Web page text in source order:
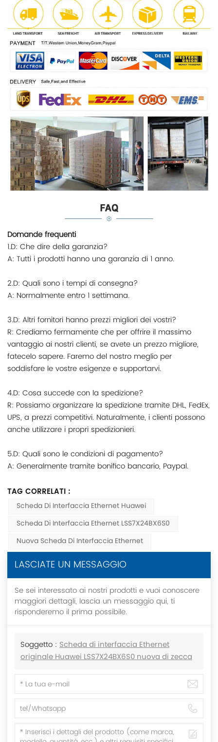
Domande frequenti
1.D: Che dire della garanzia?
A: Tutti i prodotti hanno una garanzia di 1 anno.
2.D: Quali sono i tempi di consegna?
A: Normalmente entro 1 settimana.
3.D: Altri fornitori hanno prezzi migliori dei vostri?
R: Crediamo fermamente che per offrire il massimo
vantaggio ai nostri clienti, se avete un prezzo migliore,
fatecelo sapere. Faremo del nostro meglio per
soddisfare le vostre esigenze e supportarvi.
4.D: Cosa succede con la spedizione?
R: Possiamo organizzare la spedizione tramite DHL, FedEx,
UPS, a prezzi competitivi. Naturalmente, i clienti possono
anche utilizzare i propri spedizionieri.
5.D: Quali sono le condizioni di pagamento?
A: Generalmente tramite bonifico bancario, Paypal.
TAG CORRELATI :
Scheda Di Interfaccia Ethernet Huawei
Scheda Di Interfaccia Ethernet LSS7X24BX6S0
Nuova Scheda Di Interfaccia Ethernet
LASCIATE UN MESSAGGIO
Se sei interessato ai nostri prodotti e vuoi conoscere
maggiori dettagli, lascia un messaggio qui, ti
risponderemo il prima possibile.
Soggetto : Scheda di interfaccia Ethernet
originale Huawei LSS7X24BX6S0 nuova di zecca